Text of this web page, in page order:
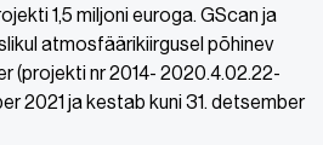
1,5 miljoni euroga. GScan ja
atmosfäärikiirgusel põhinev
(projekti nr 2014- 2020.4.02.22-
2021 ja kestab kuni 31. detsember